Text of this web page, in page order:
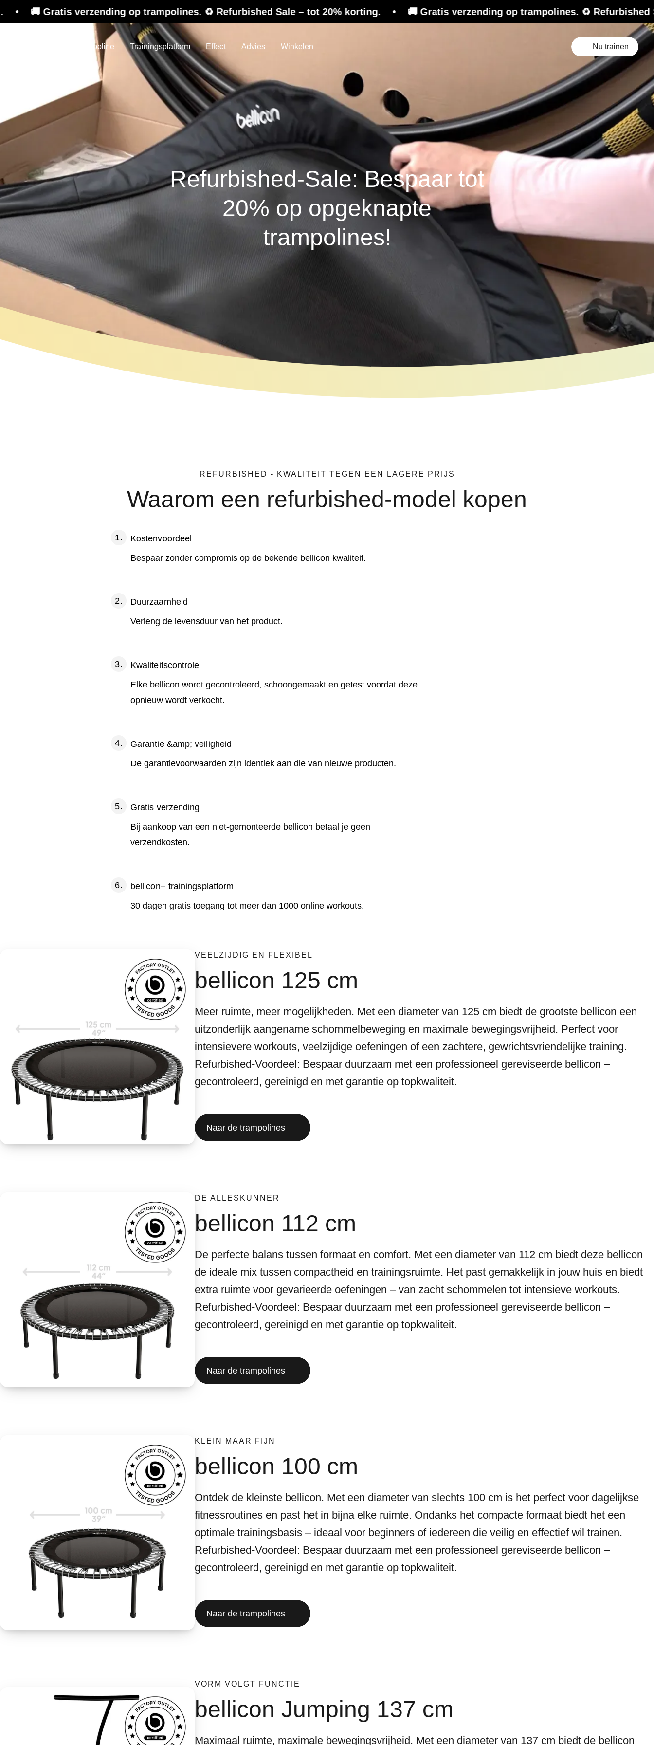
op trampolines. ♻️ Refurbished Sale – tot 20% korting. • 🚚 Gratis verzending op trampolines. ♻️ Refurbished Sale – tot
Trampoline Trainingsplatform Effect Advies Winkelen Nu trainen
Refurbished-Sale: Bespaar tot
20% op opgeknapte
trampolines!
REFURBISHED - KWALITEIT TEGEN EEN LAGERE PRIJS
Waarom een refurbished-model kopen
Kostenvoordeel
Bespaar zonder compromis op de bekende bellicon kwaliteit.
Duurzaamheid
Verleng de levensduur van het product.
Kwaliteitscontrole
Elke bellicon wordt gecontroleerd, schoongemaakt en getest voordat deze
opnieuw wordt verkocht.
Garantie &amp; veiligheid
De garantievoorwaarden zijn identiek aan die van nieuwe producten.
Gratis verzending
Bij aankoop van een niet-gemonteerde bellicon betaal je geen
verzendkosten.
bellicon+ trainingsplatform
30 dagen gratis toegang tot meer dan 1000 online workouts.
VEELZIJDIG EN FLEXIBEL
bellicon 125 cm
Meer ruimte, meer mogelijkheden. Met een diameter van 125 cm biedt de grootste bellicon een
uitzonderlijk aangename schommelbeweging en maximale bewegingsvrijheid. Perfect voor
intensievere workouts, veelzijdige oefeningen of een zachtere, gewrichtsvriendelijke training.
Refurbished-Voordeel: Bespaar duurzaam met een professioneel gereviseerde bellicon –
gecontroleerd, gereinigd en met garantie op topkwaliteit.
Naar de trampolines
DE ALLESKUNNER
bellicon 112 cm
De perfecte balans tussen formaat en comfort. Met een diameter van 112 cm biedt deze bellicon
de ideale mix tussen compactheid en trainingsruimte. Het past gemakkelijk in jouw huis en biedt
extra ruimte voor gevarieerde oefeningen – van zacht schommelen tot intensieve workouts.
Refurbished-Voordeel: Bespaar duurzaam met een professioneel gereviseerde bellicon –
gecontroleerd, gereinigd en met garantie op topkwaliteit.
Naar de trampolines
KLEIN MAAR FIJN
bellicon 100 cm
Ontdek de kleinste bellicon. Met een diameter van slechts 100 cm is het perfect voor dagelijkse
fitnessroutines en past het in bijna elke ruimte. Ondanks het compacte formaat biedt het een
optimale trainingsbasis – ideaal voor beginners of iedereen die veilig en effectief wil trainen.
Refurbished-Voordeel: Bespaar duurzaam met een professioneel gereviseerde bellicon –
gecontroleerd, gereinigd en met garantie op topkwaliteit.
Naar de trampolines
VORM VOLGT FUNCTIE
bellicon Jumping 137 cm
Maximaal ruimte, maximale bewegingsvrijheid. Met een diameter van 137 cm biedt de bellicon